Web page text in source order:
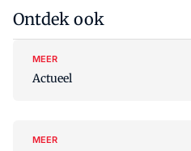
Ontdek ook
MEER
Actueel
MEER